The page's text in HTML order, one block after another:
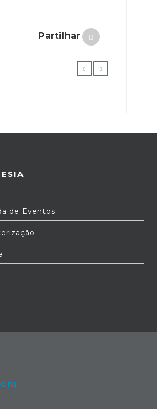
Partilhar
de Eventos